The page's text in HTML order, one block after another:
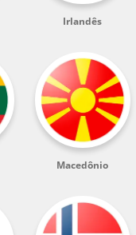
Irlandês
Macedônio